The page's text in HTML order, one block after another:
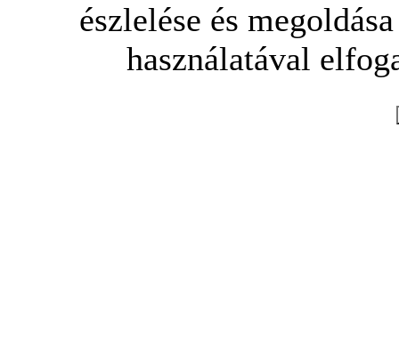
észlelése és
használatával